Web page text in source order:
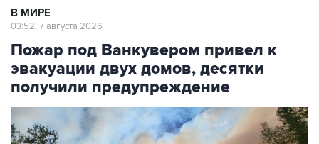
В МИРЕ
03:52, 7 августа 2026
Пожар под Ванкувером привел к
эвакуации двух домов, десятки
получили предупреждение